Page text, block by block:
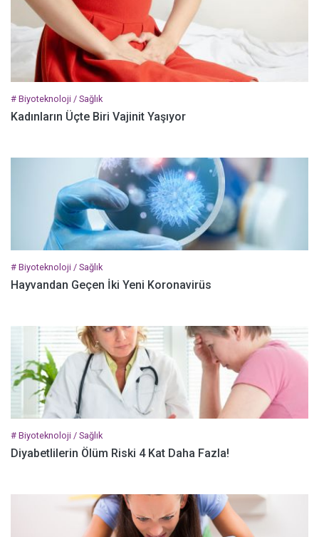
# Biyoteknoloji / Sağlık
Kadınların Üçte Biri Vajinit Yaşıyor
# Biyoteknoloji / Sağlık
Hayvandan Geçen İki Yeni Koronavirüs
# Biyoteknoloji / Sağlık
Diyabetlilerin Ölüm Riski 4 Kat Daha Fazla!